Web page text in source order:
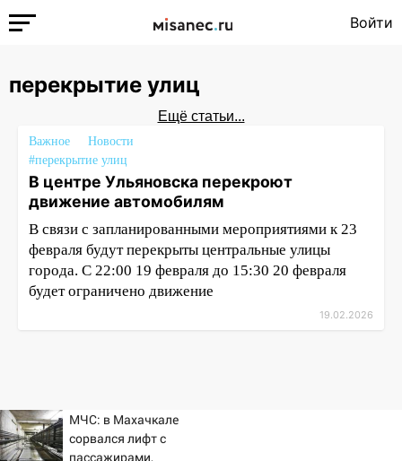
Войти
перекрытие улиц
Ещё статьи...
Важное
Новости
#перекрытие улиц
В центре Ульяновска перекроют
движение автомобилям
В связи с запланированными мероприятиями к 23
февраля будут перекрыты центральные улицы
города. С 22:00 19 февраля до 15:30 20 февраля
будет ограничено движение
19.02.2026
МЧС: в Махачкале
сорвался лифт с
пассажирами,